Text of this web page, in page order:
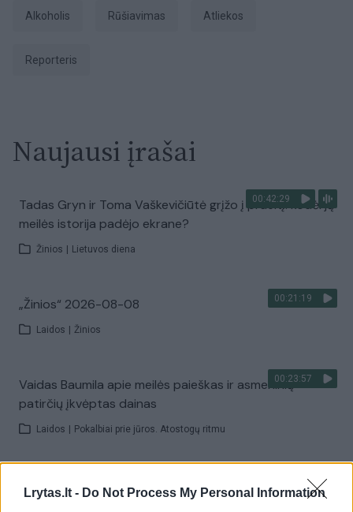
Lrytas.lt - Do Not Process My Personal Information
Alkoholis rūšiavimas atliekos
Reporteris
Naujausi įrašai
00:42:29
Tadas Gryn ir Toma Vaškevičiūtė grįžo į praeitį: kodėl jų
meilės istorija padėjo ekrane?
Žinios Lietuvos diena
00:21:19
„Žinios“ 2026-08-08
Laidos Žinios
00:23:57
Vaidas Baumila apie meilės paieškas ir asmeninių
patirčių įkvėptas dainas
Laidos Pokalbiai prie jūros. Atostogų ritmu
00:00:40
Dronai Vokietijoje kelia vis daugiau klausimų: du
pastebėti virš karinės bazės